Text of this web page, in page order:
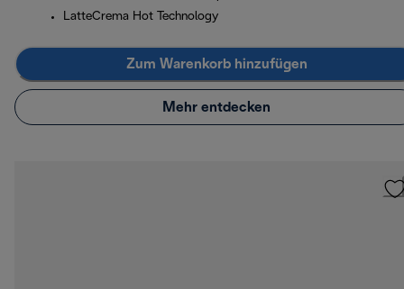
LatteCrema Hot Technology
Zum Warenkorb hinzufügen
Mehr entdecken